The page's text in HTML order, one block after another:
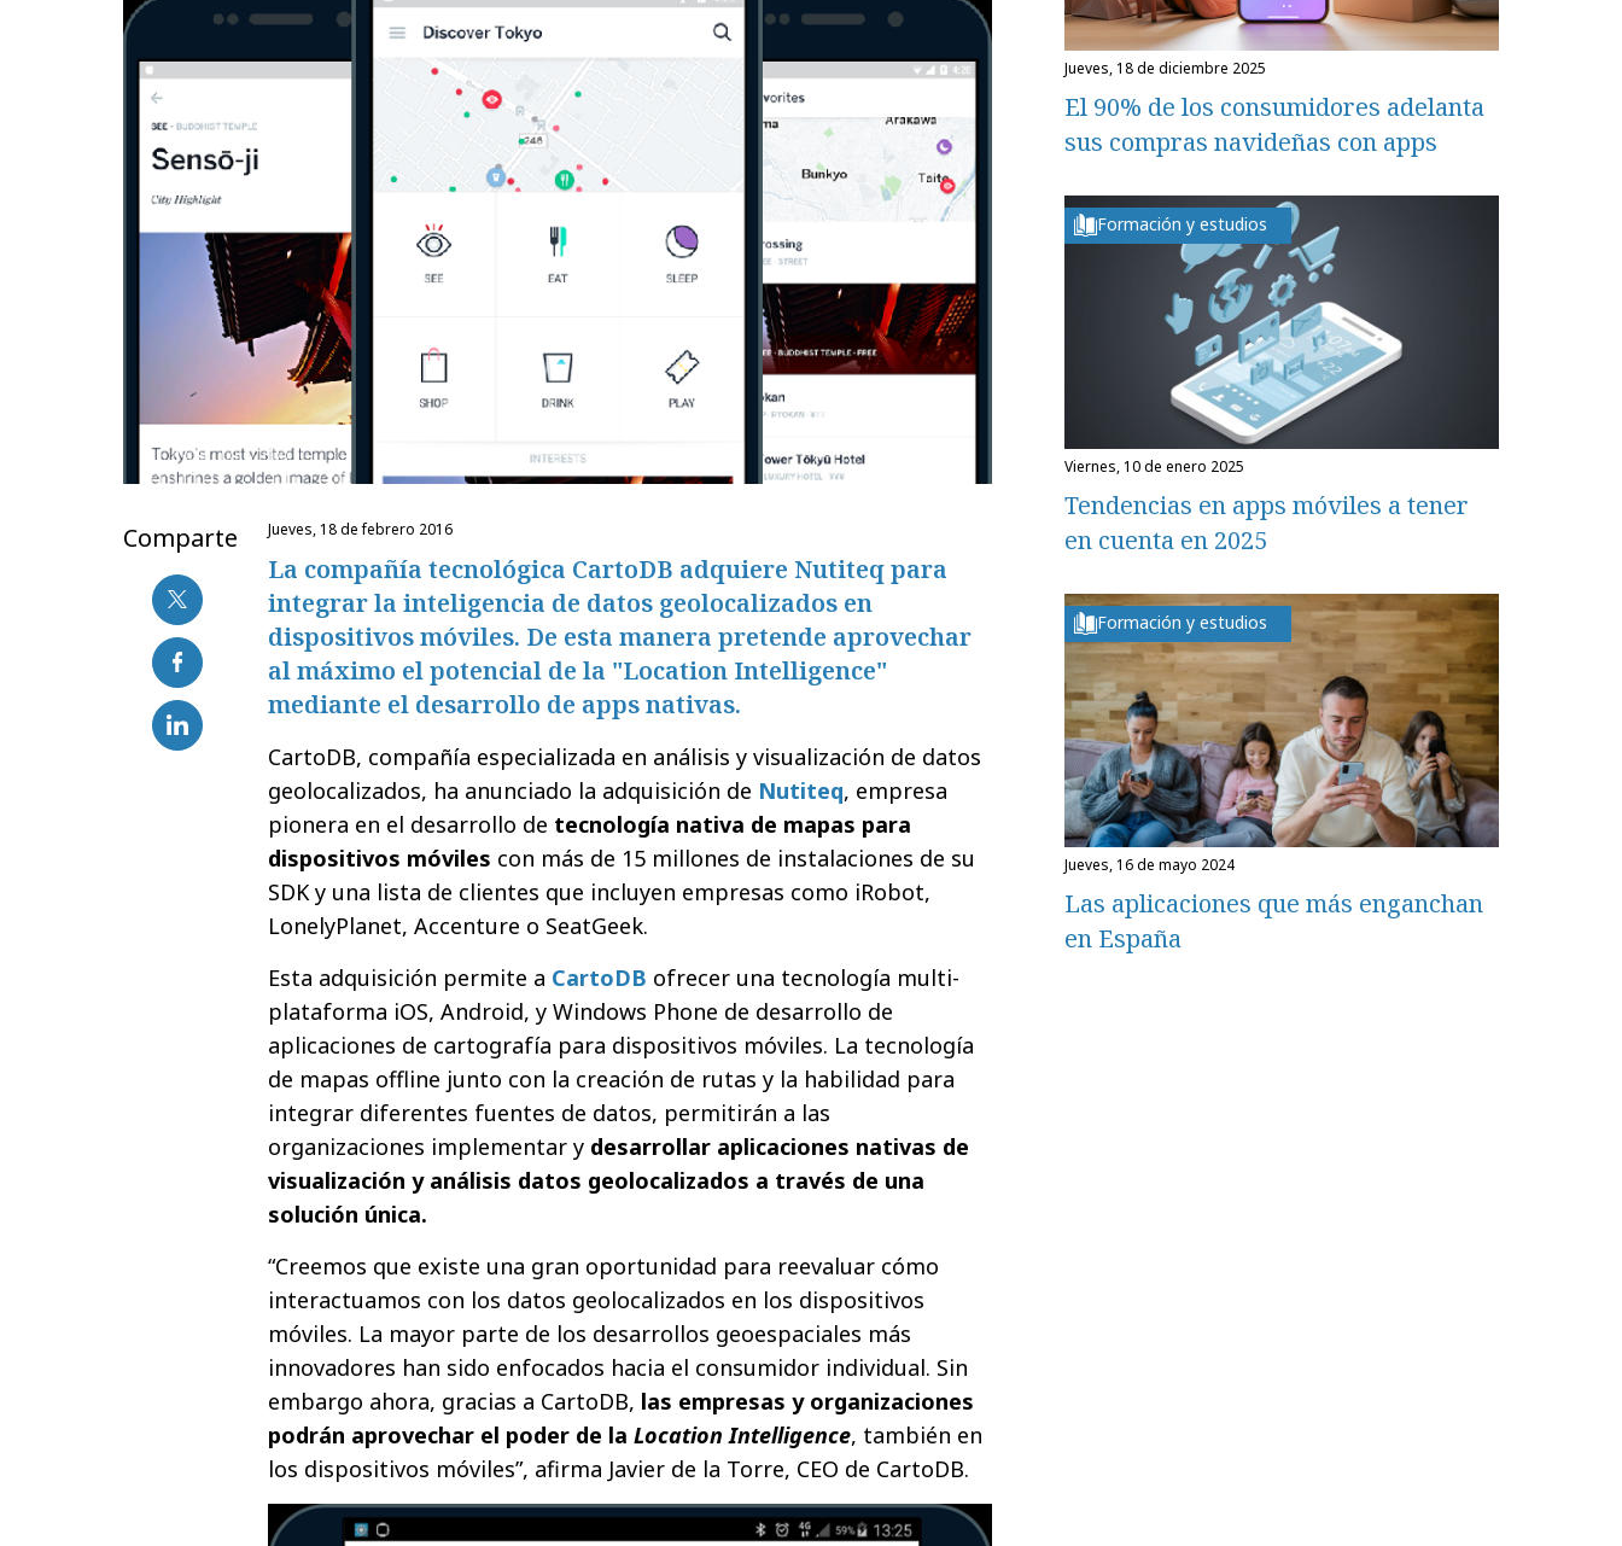
Comparte jueves, 18 de febrero 2016
La compañía tecnológica CartoDB adquiere Nutiteq para
integrar la inteligencia de datos geolocalizados en
dispositivos móviles. De esta manera pretende aprovechar
al máximo el potencial de la "Location Intelligence"
mediante el desarrollo de apps nativas.
CartoDB, compañía especializada en análisis y visualización de datos
geolocalizados, ha anunciado la adquisición de Nutiteq, e​mpresa
pionera en el desarrollo de tecnología nativa de mapas para
dispositivos móviles con más de 15 millones de instalaciones de su
SDK y una lista de clientes que incluyen empresas como iRobot,
LonelyPlanet, Accenture o SeatGeek.
Esta adquisición permite a CartoDB ofrecer una tecnología multi­
plataforma iOS, Android, y Windows Phone de desarrollo de
aplicaciones de cartografía para dispositivos móviles. La tecnología
de mapas offline junto con la creación de rutas y la habilidad para
integrar diferentes fuentes de datos, permitirán a las
organizaciones implementar y desarrollar aplicaciones nativas de
visualización y análisis datos geolocalizados a través de una
solución única.
“Creemos que existe una gran oportunidad para re­evaluar cómo
interactuamos con los datos geolocalizados en los dispositivos
móviles. La mayor parte de los desarrollos geoespaciales más
innovadores han sido enfocados hacia el consumidor individual. Sin
embargo ahora, gracias a CartoDB, las empresas y organizaciones
podrán aprovechar el poder de la Location Intelligence, también en
los dispositivos móviles”, afirma Javier de la Torre, CEO de CartoDB.
jueves, 18 de diciembre 2025
El 90% de los consumidores adelanta
sus compras navideñas con apps
Formación y estudios
viernes, 10 de enero 2025
Tendencias en apps móviles a tener
en cuenta en 2025
Formación y estudios
jueves, 16 de mayo 2024
Las aplicaciones que más enganchan
en España